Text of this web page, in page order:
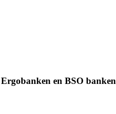
Ergobanken en BSO banken